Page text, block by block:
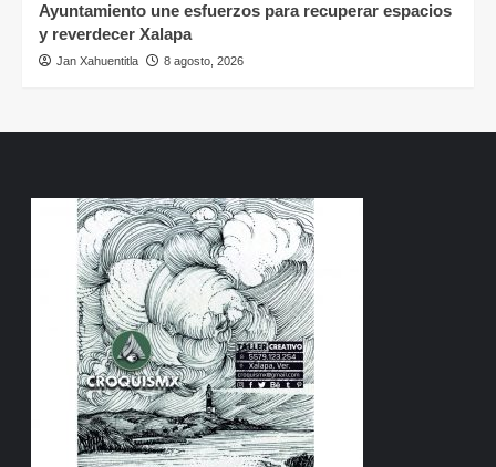
Ayuntamiento une esfuerzos para recuperar espacios
y reverdecer Xalapa
Jan Xahuentitla 8 agosto, 2026